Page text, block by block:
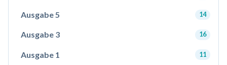
Ausgabe 5 14
Ausgabe 3 16
Ausgabe 1 11